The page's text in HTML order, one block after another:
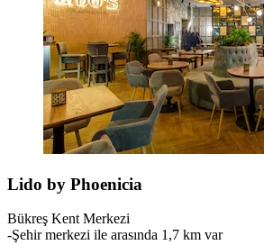
Lido by Phoenicia
Bükreş Kent Merkezi
‐Şehir merkezi ile arasında 1,7 km var